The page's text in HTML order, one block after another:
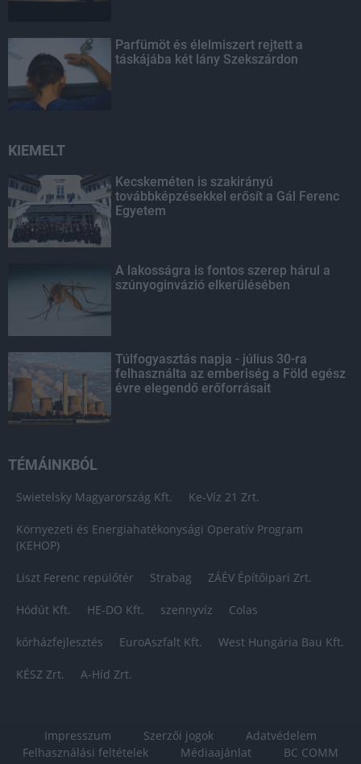
Parfümöt és élelmiszert rejtett a
táskájába két lány Szekszárdon
KIEMELT
Kecskeméten is szakirányú
továbbképzésekkel erősít a Gál Ferenc
Egyetem
A lakosságra is fontos szerep hárul a
szúnyoginvázió elkerülésében
Túlfogyasztás napja - július 30-ra
felhasználta az emberiség a Föld egész
évre elegendő erőforrásait
TÉMÁINKBÓL
Swietelsky Magyarország Kft. Ke-Víz 21 Zrt.
Környezeti és Energiahatékonysági Operatív Program
(KEHOP)
Liszt Ferenc repülőtér Strabag ZÁÉV Építőipari Zrt.
Hódút Kft. HE-DO Kft. szennyvíz Colas
kórházfejlesztés EuroAszfalt Kft. West Hungária Bau Kft.
KÉSZ Zrt. A-Híd Zrt.
Impresszum Szerzői jogok
Adatvédelem
Felhasználási feltételek
Médiaajánlat
BC COMM